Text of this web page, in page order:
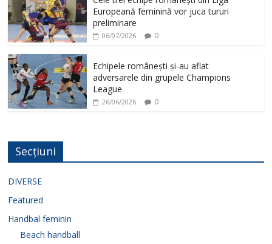
Europeană feminină vor juca tururi
preliminare
06/07/2026 0
Echipele românești și-au aflat
adversarele din grupele Champions
League
26/06/2026 0
Secțiuni
DIVERSE
Featured
Handbal feminin
Beach handball